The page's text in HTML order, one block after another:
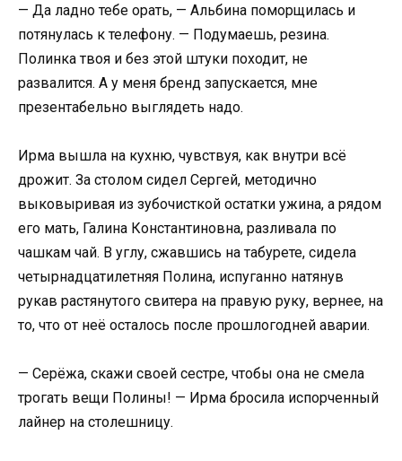
— Да ладно тебе орать, — Альбина поморщилась и
потянулась к телефону. — Подумаешь, резина.
Полинка твоя и без этой штуки походит, не
развалится. А у меня бренд запускается, мне
презентабельно выглядеть надо.
Ирма вышла на кухню, чувствуя, как внутри всё
дрожит. За столом сидел Сергей, методично
выковыривая из зубочисткой остатки ужина, а рядом
его мать, Галина Константиновна, разливала по
чашкам чай. В углу, сжавшись на табурете, сидела
четырнадцатилетняя Полина, испуганно натянув
рукав растянутого свитера на правую руку, вернее, на
то, что от неё осталось после прошлогодней аварии.
— Серёжа, скажи своей сестре, чтобы она не смела
трогать вещи Полины! — Ирма бросила испорченный
лайнер на столешницу.